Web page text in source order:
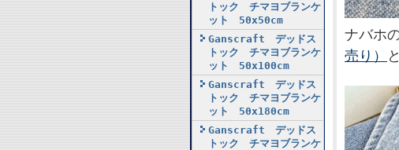
トック チマヨブランケ
ット 50x50cm
Ganscraft デッドス
トック チマヨブランケ
ット 50x100cm
Ganscraft デッドス
トック チマヨブランケ
ット 50x180cm
Ganscraft デッドス
トック チマヨブランケ
ナバホ
売り）